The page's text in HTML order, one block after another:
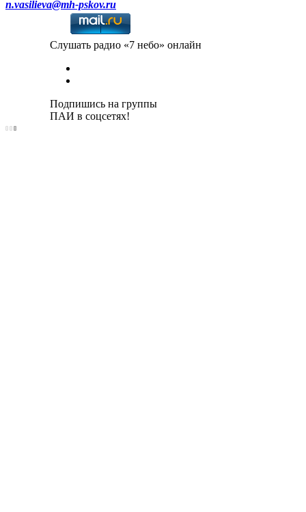
n.vasilieva@mh-pskov.ru
Слушать радио «7 небо» онлайн
Подпишись на группы
ПАИ в соцсетях!